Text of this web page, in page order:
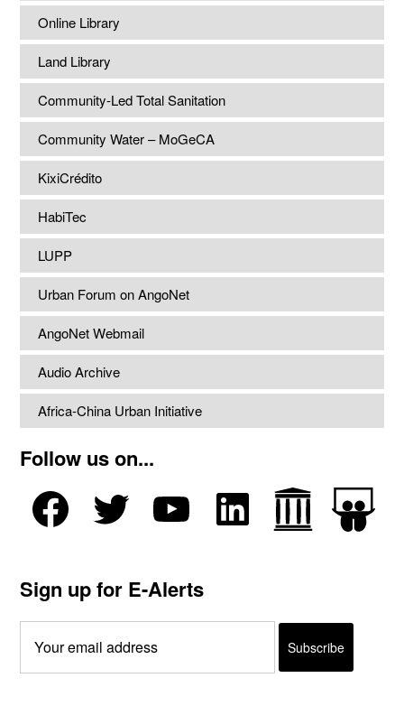
Online Library
Land Library
Community-Led Total Sanitation
Community Water – MoGeCA
KixiCrédito
HabiTec
LUPP
Urban Forum on AngoNet
AngoNet Webmail
Audio Archive
Africa-China Urban Initiative
Follow us on...
Sign up for E-Alerts